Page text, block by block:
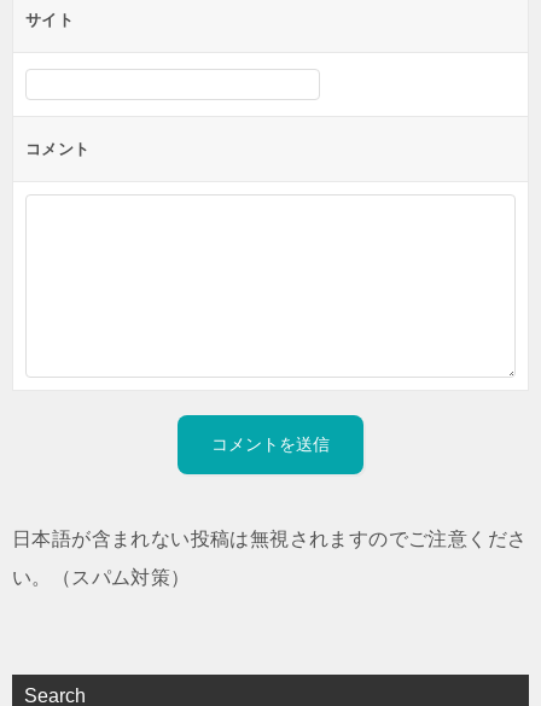
サイト
コメント
日本語が含まれない投稿は無視されますのでご注意くださ
い。（スパム対策）
Search